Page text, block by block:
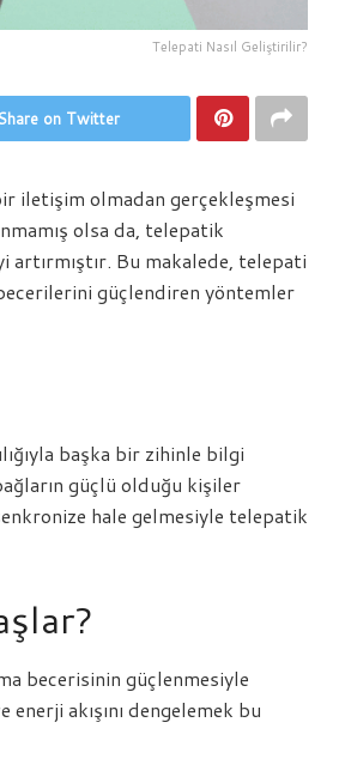
Telepati Nasıl Geliştirilir?
Share on Twitter
iletişim olmadan gerçekleşmesi
olsa da, telepatik
Bu makalede, telepati
güçlendiren yöntemler
başka bir zihinle bilgi
güçlü olduğu kişiler
hale gelmesiyle telepatik
becerisinin güçlenmesiyle
akışını dengelemek bu